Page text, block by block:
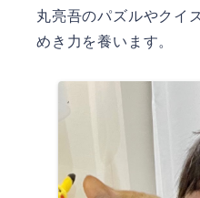
丸亮吾のパズルやクイ
めき力を養います。